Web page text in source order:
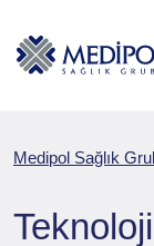
Medipol Sağlık
Teknoloji